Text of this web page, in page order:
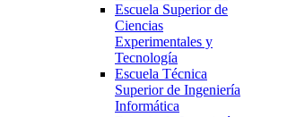
Escuela Superior de
Ciencias
Experimentales y
Tecnología
Escuela Técnica
Superior de Ingeniería
Informática